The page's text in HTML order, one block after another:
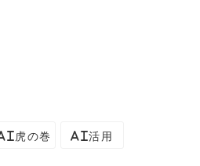
虎の巻 AI活用